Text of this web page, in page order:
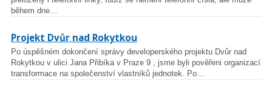
během dne…
Projekt Dvůr nad Rokytkou
Po úspěšném dokončení správy developerského projektu Dvůr nad
Rokytkou v ulici Jana Přibíka v Praze 9 , jsme byli pověřeni organizací
transformace na společenství vlastníků jednotek. Po…